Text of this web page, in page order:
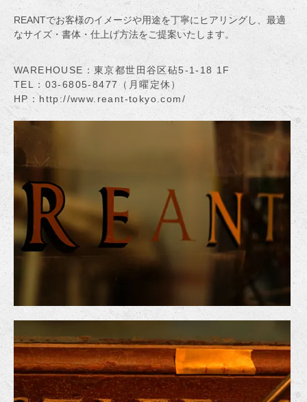
REANTでお客様のイメージや用途を丁寧にヒアリングし、最適
なサイズ・書体・仕上げ方法をご提案いたします。
WAREHOUSE：東京都世田谷区砧5-1-18 1F
TEL：03-6805-8477（月曜定休）
HP：http://www.reant-tokyo.com/